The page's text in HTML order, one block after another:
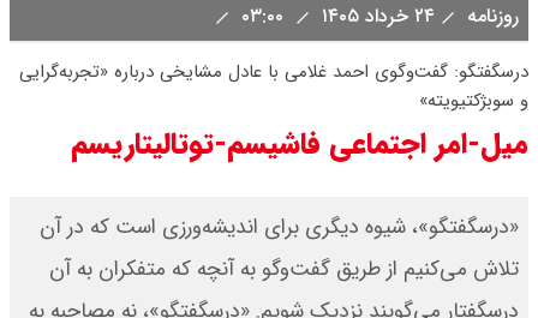
روزنامه ۲۴ خرداد ۱۴۰۵
درسگفتگو: گفت‌وگوی احمد غلامی با عادل مشایخی درباره «تجربه‌گرایی
و سوبژکتیویته»
میل-امر اجتماعی فاشیسم-توتالیتاریسم
«درسگفتگو»، شیوه دیگری برای اندیشه‌ورزی است که در آن
تلاش می‌کنیم از طریق گفت‌وگو به آنچه که متفکران به آن
درسگفتار می‌گویند نزدیک شویم. «درسگفتگو»، نه مصاحبه به